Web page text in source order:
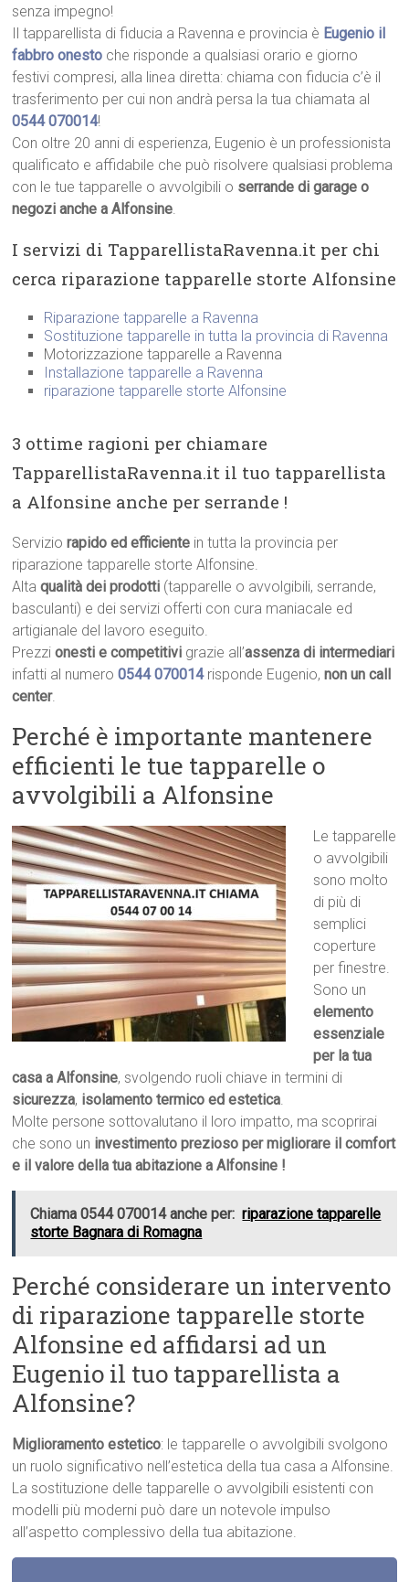
senza impegno!
Il tapparellista di fiducia a Ravenna e provincia è Eugenio il
fabbro onesto che risponde a qualsiasi orario e giorno
festivi compresi, alla linea diretta: chiama con fiducia c’è il
trasferimento per cui non andrà persa la tua chiamata al
0544 070014!
Con oltre 20 anni di esperienza, Eugenio è un professionista
qualificato e affidabile che può risolvere qualsiasi problema
con le tue tapparelle o avvolgibili o serrande di garage o
negozi anche a Alfonsine.
I servizi di TapparellistaRavenna.it per chi
cerca riparazione tapparelle storte Alfonsine
Riparazione tapparelle a Ravenna
Sostituzione tapparelle in tutta la provincia di Ravenna
Motorizzazione tapparelle a Ravenna
Installazione tapparelle a Ravenna
riparazione tapparelle storte Alfonsine
3 ottime ragioni per chiamare
TapparellistaRavenna.it il tuo tapparellista
a Alfonsine anche per serrande !
Serviziorapido ed efficiente in tutta la provincia per
riparazione tapparelle storte Alfonsine.
Altaqualità dei prodotti (tapparelle o avvolgibili, serrande,
basculanti) e dei servizi offerti con cura maniacale ed
artigianale del lavoro eseguito.
Prezzionesti e competitivi grazie all’assenza di intermediari
infatti al numero0544 070014 risponde Eugenio,non un call
center.
Perché è importante mantenere
efficienti le tue tapparelle o
avvolgibili a Alfonsine
Le tapparelle
o avvolgibili
sono molto
di più di
semplici
coperture
per finestre.
Sono un
elemento
essenziale
per la tua
casa a Alfonsine, svolgendo ruoli chiave in termini di
sicurezza, isolamento termico ed estetica.
Molte persone sottovalutano il loro impatto, ma scoprirai
che sono un investimento prezioso per migliorare il comfort
e il valore della tua abitazione a Alfonsine !
Chiama 0544 070014 anche per: riparazione tapparelle
storte Bagnara di Romagna
Perché considerare un intervento
di riparazione tapparelle storte
Alfonsine ed affidarsi ad un
Eugenio il tuo tapparellista a
Alfonsine?
Miglioramento estetico: le tapparelle o avvolgibili svolgono
un ruolo significativo nell’estetica della tua casa a Alfonsine.
La sostituzione delle tapparelle o avvolgibili esistenti con
modelli più moderni può dare un notevole impulso
all’aspetto complessivo della tua abitazione.